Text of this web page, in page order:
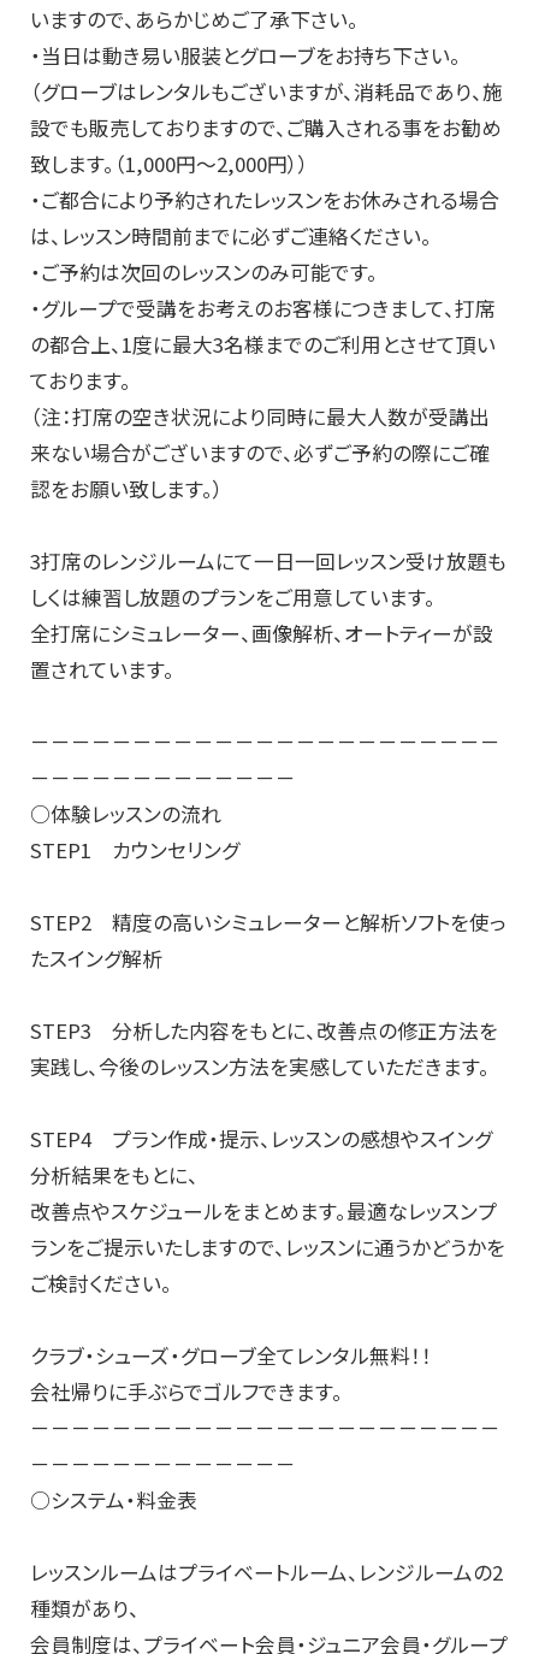
いますので、あらかじめご了承下さい。
・当日は動き易い服装とグローブをお持ち下さい。
（グローブはレンタルもございますが、消耗品であり、施
設でも販売しておりますので、ご購入される事をお勧め
致します。（1,000円～2,000円））
・ご都合により予約されたレッスンをお休みされる場合
は、レッスン時間前までに必ずご連絡ください。
・ご予約は次回のレッスンのみ可能です。
・グループで受講をお考えのお客様につきまして、打席
の都合上、1度に最大3名様までのご利用とさせて頂い
ております。
（注：打席の空き状況により同時に最大人数が受講出
来ない場合がございますので、必ずご予約の際にご確
認をお願い致します。）
3打席のレンジルームにて一日一回レッスン受け放題も
しくは練習し放題のプランをご用意しています。
全打席にシミュレーター、画像解析、オートティーが設
置されています。
－－－－－－－－－－－－－－－－－－－－－－－
－－－－－－－－－－－－－
○体験レッスンの流れ
STEP1 カウンセリング
STEP2 精度の高いシミュレーターと解析ソフトを使っ
たスイング解析
STEP3 分析した内容をもとに、改善点の修正方法を
実践し、今後のレッスン方法を実感していただきます。
STEP4 プラン作成・提示、レッスンの感想やスイング
分析結果をもとに、
改善点やスケジュールをまとめます。最適なレッスンプ
ランをご提示いたしますので、レッスンに通うかどうかを
ご検討ください。
クラブ・シューズ・グローブ全てレンタル無料！！
会社帰りに手ぶらでゴルフできます。
－－－－－－－－－－－－－－－－－－－－－－－
－－－－－－－－－－－－－
○システム・料金表
レッスンルームはプライベートルーム、レンジルームの2
種類があり、
会員制度は、プライベート会員・ジュニア会員・グループ